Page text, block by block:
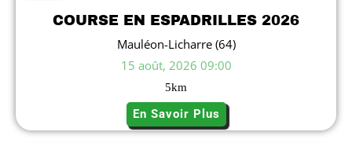
COURSE EN ESPADRILLES 2026
Mauléon-Licharre (64)
15 août, 2026 09:00
5km
En Savoir Plus